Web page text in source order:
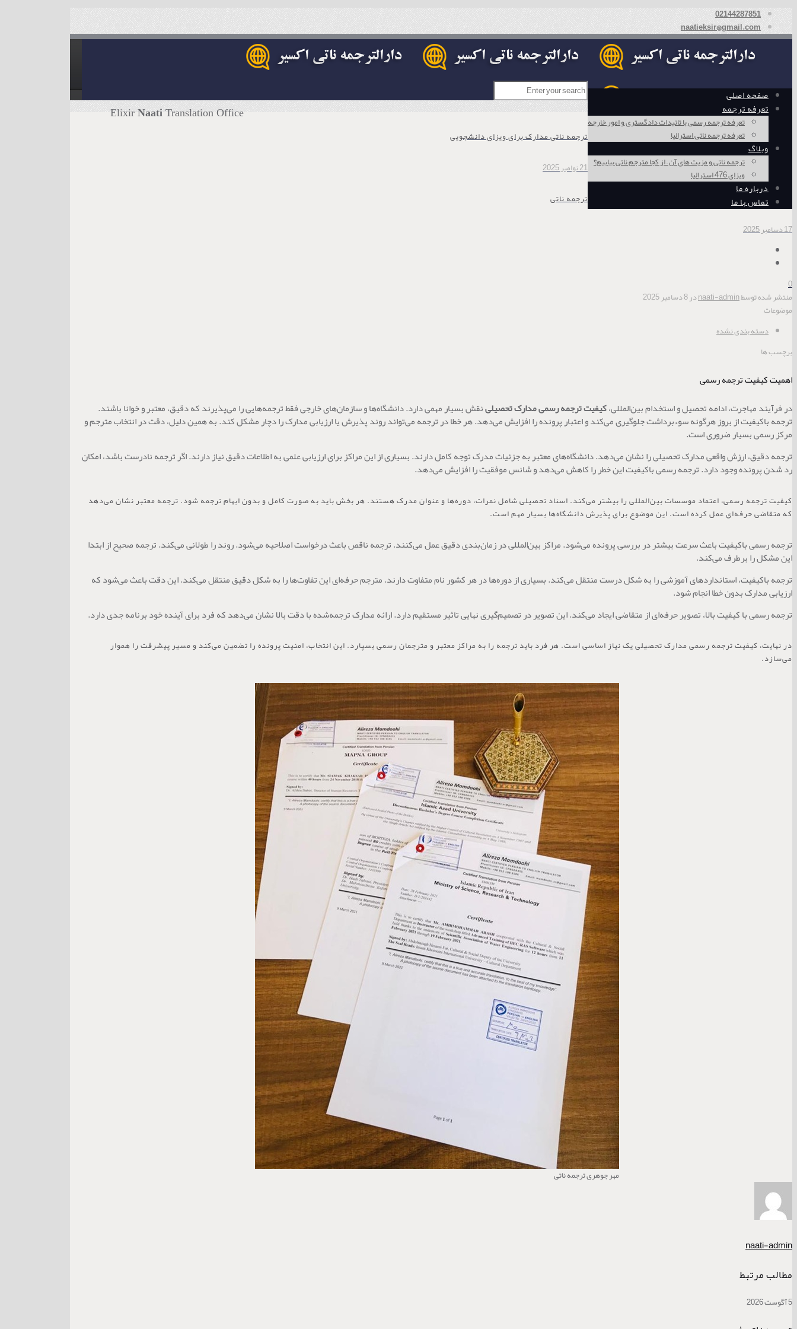
02144287851
naatieksir@gmail.com
صفحه اصلی
تعرفه ترجمه
تعرفه ترجمه رسمی با تائیدات دادگستری و امور خارجه
تعرفه ترجمه ناتی استرالیا
وبلاگ
ترجمه ناتی و مزیت های آن – از کجا مترجم ناتی بیابیم؟
ویزای 476 استرالیا
درباره ما
تماس با ما
Elixir Naati Translation Office
ترجمه ناتی مدارک برای ویزای دانشجویی
21 نوامبر 2025
ترجمه ناتی
17 دسامبر 2025
0
منتشر شده توسطnaati-adminدر8 دسامبر 2025
موضوعات
دسته بندی نشده
برچسب ها
اهمیت کیفیت ترجمه رسمی
در فرآیند مهاجرت، ادامه تحصیل و استخدام بین‌المللی،کیفیت ترجمه رسمی مدارک تحصیلینقش بسیار مهمی دارد. دانشگاه‌ها و سازمان‌های خارجی فقط ترجمه‌هایی را می‌پذیرند که دقیق، معتبر و خوانا باشند.
ترجمه باکیفیت از بروز هرگونه سوءبرداشت جلوگیری می‌کند و اعتبار پرونده را افزایش می‌دهد. هر خطا در ترجمه می‌تواند روند پذیرش یا ارزیابی مدارک را دچار مشکل کند. به همین دلیل، دقت در انتخاب مترجم و
مرکز رسمی بسیار ضروری است.
ترجمه دقیق، ارزش واقعی مدارک تحصیلی را نشان می‌دهد. دانشگاه‌های معتبر به جزئیات مدرک توجه کامل دارند. بسیاری از این مراکز برای ارزیابی علمی به اطلاعات دقیق نیاز دارند. اگر ترجمه نادرست باشد، امکان
رد شدن پرونده وجود دارد. ترجمه رسمی باکیفیت این خطر را کاهش می‌دهد و شانس موفقیت را افزایش می‌دهد.
کیفیت ترجمه رسمی، اعتماد موسسات بین‌المللی را بیشتر می‌کند. اسناد تحصیلی شامل نمرات، دوره‌ها و عنوان مدرک هستند. هر بخش باید به صورت کامل و بدون ابهام ترجمه شود. ترجمه معتبر نشان می‌دهد
که متقاضی حرفه‌ای عمل کرده است. این موضوع برای پذیرش دانشگاه‌ها بسیار مهم است.
ترجمه رسمی باکیفیت باعث سرعت بیشتر در بررسی پرونده می‌شود. مراکز بین‌المللی در زمان‌بندی دقیق عمل می‌کنند. ترجمه ناقص باعث درخواست اصلاحیه می‌شود. روند را طولانی می‌کند. ترجمه صحیح از ابتدا
این مشکل را برطرف می‌کند.
ترجمه باکیفیت، استانداردهای آموزشی را به شکل درست منتقل می‌کند. بسیاری از دوره‌ها در هر کشور نام متفاوت دارند. مترجم حرفه‌ای این تفاوت‌ها را به شکل دقیق منتقل می‌کند. این دقت باعث می‌شود که
ارزیابی مدارک بدون خطا انجام شود.
ترجمه رسمی با کیفیت بالا، تصویر حرفه‌ای از متقاضی ایجاد می‌کند. این تصویر در تصمیم‌گیری نهایی تاثیر مستقیم دارد. ارائه مدارک ترجمه‌شده با دقت بالا نشان می‌دهد که فرد برای آینده خود برنامه جدی دارد.
در نهایت، کیفیت ترجمه رسمی مدارک تحصیلی یک نیاز اساسی است. هر فرد باید ترجمه را به مراکز معتبر و مترجمان رسمی بسپارد. این انتخاب، امنیت پرونده را تضمین می‌کند و مسیر پیشرفت را هموار
می‌سازد.
مهر جوهری ترجمه ناتی
naati-admin
مطالب مرتبط
5 آگوست 2026